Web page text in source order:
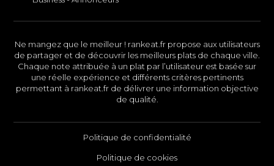
Ne mangez que le meilleur ! rankeat.fr propose aux utilisateurs
de partager et de découvrir les meilleurs plats de chaque ville.
Chaque note attribuée à un plat par l’utilisateur est basée sur
une réelle expérience et différents critères pertinents
permettant à rankeat.fr de délivrer une information objective
de qualité.
Politique de confidentialité
Politique de cookies